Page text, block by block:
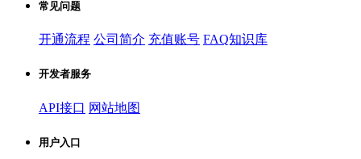
常见问题
开通流程 公司简介 充值账号 FAQ知识库
开发者服务
API接口 网站地图
用户入口